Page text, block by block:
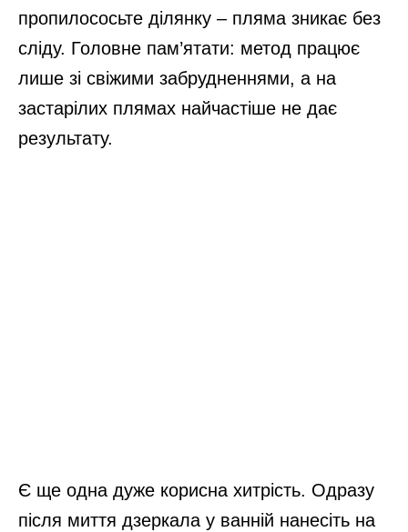
пропилососьте ділянку – пляма зникає без
сліду. Головне пам’ятати: метод працює
лише зі свіжими забрудненнями, а на
застарілих плямах найчастіше не дає
результату.
Є ще одна дуже корисна хитрість. Одразу
після миття дзеркала у ванній нанесіть на